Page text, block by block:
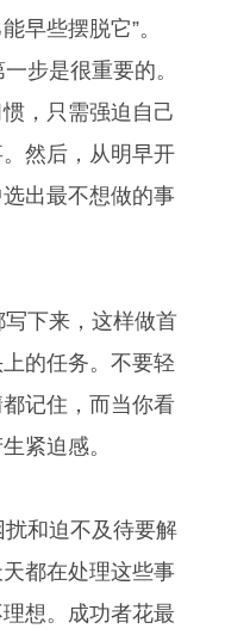
早些摆脱它”。
步是很重要的。
，只需强迫自己
然后，从明早开
出最不想做的事
下来，这样做首
的任务。不要轻
记住，而当你看
紧迫感。
和迫不及待要解
都在处理这些事
想。成功者花最